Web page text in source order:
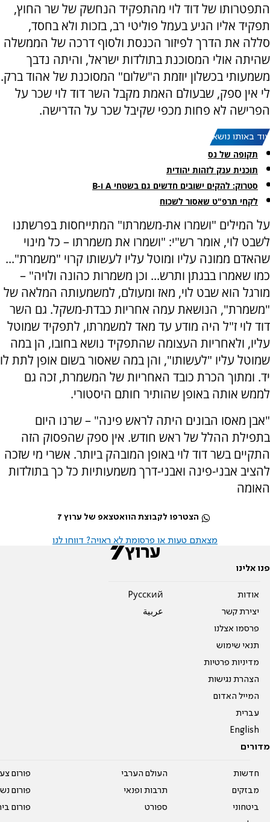
התפטרותו של דוד לוי מהתפקיד הנחשק של שר החוץ,
תפקיד אליו הגיע בעמל פוליטי רב, בזכות ולא בחסד,
סללה את הדרך לפיזור הכנסת ולסוף דרכה של הממשלה
שהיתה אולי המסוכנת בתולדות ישראל, והיתה נדבך
משמעותי בכשלון יוזמת ה"שלום" המסוכנת של אהוד ברק.
לי אין ספק, שבעולם האמת מקבל השר דוד לוי שכר על
הפרישה לא פחות מכפי שקיבל שכר על הדרישה.
עוד באותו נושא:
תקופה של נס
תוכנית ענק לזהות יהודית
סטרוק: להקים ישובים חדשים גם בשטחי A ו-B
לקחי תרפ"ט שאסור לשכוח
על המילים "ושמרו את-משמרתו" המתייחסות בפרשתנו
לשבט לוי, אומר רש"י: "ושמרו את משמרתו – כל מינוי
שהאדם ממונה עליו ומוטל עליו לעשותו קרוי "משמרת"...
כמו שאמרו בבגתן ותרש... וכן משמרות כהונה ולויה" –
מורגל הוא שבט לוי, מאז ומעולם, למשמעותה המלאה של
"משמרת", הנושאת עמה אחריות כבדת-משקל. גם השר
דוד לוי ז"ל היה מודע עד מאד למשמרתו, לתפקיד שמוטל
עליו, ולאחריות העצומה שהתפקיד נושא בחובו, הן במה
שמוטל עליו "לעשותו", והן במה שאסור בשום אופן לתת לו
יד. ומתוך הכרת כובד האחריות של המשמרת, זכה גם
לממש אותה באופן שהותיר חותם היסטורי.
"אבן מאסו הבונים היתה לראש פינה" – שרנו היום
בתפילת ההלל של ראש חודש. אין ספק שהפסוק הזה
התקיים בשר דוד לוי באופן המובהק ביותר. אשרי מי שזכה
להציב אבני-פינה ואבני-דרך משמעותיות כל כך בתולדות
האומה
הצטרפו לקבוצת הוואטצאפ של ערוץ 7
מצאתם טעות או פרסומת לא ראויה? דווחו לנו
פנו אלינו
אודות
יצירת קשר
פרסמו אצלנו
תנאי שימוש
מדיניות פרטיות
הצהרת נגישות
המייל האדום
עברית
English
Pусский
عربية
מדורים
חדשות
מבזקים
ביטחוני
העולם הערבי
תרבות ופנאי
ספורט
פורום
פורום
פורום